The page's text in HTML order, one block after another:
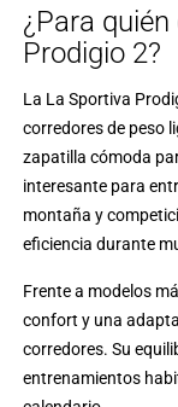
¿Para
Prodigio 2?
La La Sportiva
corredores de peso
zapatilla cómoda
interesante para
montaña y
eficiencia durante
Frente a modelos
confort y una
corredores. Su
entrenamientos